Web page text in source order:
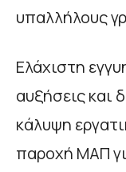
υπαλλήλους
Ελάχιστη
αυξήσεις και
κάλυψη
παροχή ΜΑΠ